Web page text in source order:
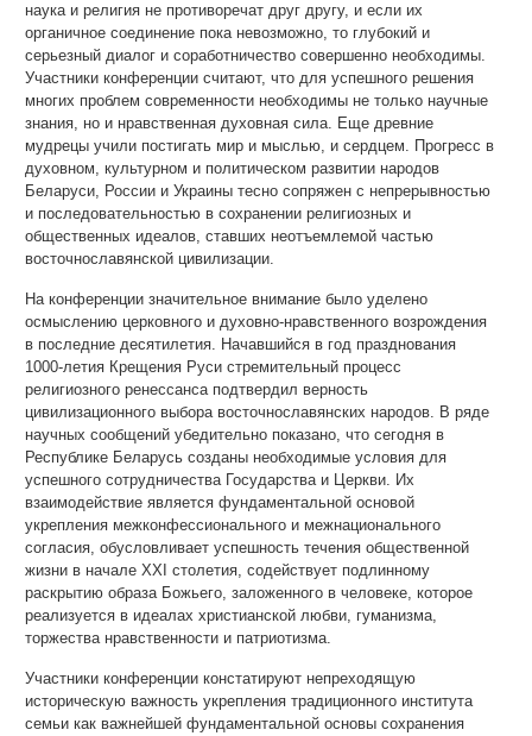
наука и религия не противоречат друг другу, и если их
органичное соединение пока невозможно, то глубокий и
серьезный диалог и соработничество совершенно необходимы.
Участники конференции считают, что для успешного решения
многих проблем современности необходимы не только научные
знания, но и нравственная духовная сила. Еще древние
мудрецы учили постигать мир и мыслью, и сердцем. Прогресс в
духовном, культурном и политическом развитии народов
Беларуси, России и Украины тесно сопряжен с непрерывностью
и последовательностью в сохранении религиозных и
общественных идеалов, ставших неотъемлемой частью
восточнославянской цивилизации.
На конференции значительное внимание было уделено
осмыслению церковного и духовно-нравственного возрождения
в последние десятилетия. Начавшийся в год празднования
1000-летия Крещения Руси стремительный процесс
религиозного ренессанса подтвердил верность
цивилизационного выбора восточнославянских народов. В ряде
научных сообщений убедительно показано, что сегодня в
Республике Беларусь созданы необходимые условия для
успешного сотрудничества Государства и Церкви. Их
взаимодействие является фундаментальной основой
укрепления межконфессионального и межнационального
согласия, обусловливает успешность течения общественной
жизни в начале ХХІ столетия, содействует подлинному
раскрытию образа Божьего, заложенного в человеке, которое
реализуется в идеалах христианской любви, гуманизма,
торжества нравственности и патриотизма.
Участники конференции констатируют непреходящую
историческую важность укрепления традиционного института
семьи как важнейшей фундаментальной основы сохранения